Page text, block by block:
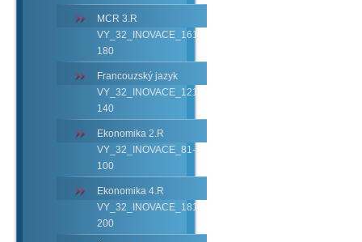
MCR 3.R
VY_32_INOVACE_161-
180
Francouzský jazyk
VY_32_INOVACE_121-
140
Ekonomika 2.R
VY_32_INOVACE_81-
100
Ekonomika 4.R
VY_32_INOVACE_181-
200